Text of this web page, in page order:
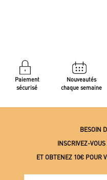
Paiement
sécurisé
Nouveautés
chaque semaine
BESOIN
INSCRIVEZ-
ET OBTENEZ 10€ POUR